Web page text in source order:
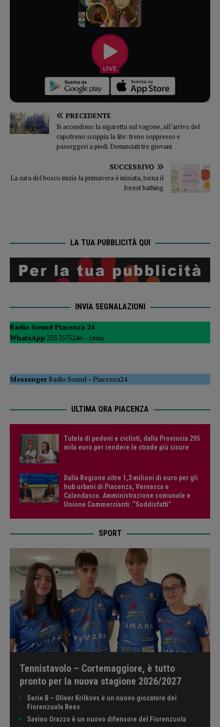
PRECEDENTE
Si accendono la sigaretta sul vagone, all’arrivo del
capotreno scoppia la lite: treno soppresso e
passeggeri a piedi. Denunciati tre giovani
SUCCESSIVO
La cura del bosco inizia la primavera è iniziata, torna il
forest bathing
LA TUA PUBBLICITÀ QUI
INVIA SEGNALAZIONI
Radio Sound Piacenza 24
WhatsApp 333 7575246 – Invia
MessengerRadio Sound–Piacenza24
ULTIMA ORA PIACENZA
Tutela di pedoni e ciclisti, dalla Provincia 295
mila euro per rendere le strade più sicure
Dalla Regione oltre 1,3 milioni di euro per gli
hub urbani di Piacenza, Vernasca e
Calendasco. Amministrazione comunale e
Unione Commercianti: “Soddisfatti”
SPORT
Tennistavolo – Cortemaggiore, è tutto
pronto per la nuova stagione 2026/2027
Serie B – Oliver Krilkovs è un nuovo giocatore dei
Fiorenzuola Bees
Savino Orazzo è un nuovo difensore del Fiorenzuola